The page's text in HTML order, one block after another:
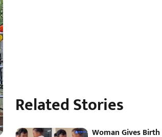
Related Stories
Woman Gives